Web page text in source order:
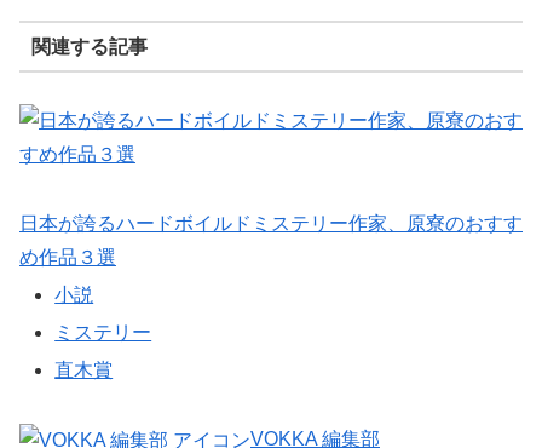
関連する記事
日本が誇るハードボイルドミステリー作家、原寮のおすす
め作品３選
小説
ミステリー
直木賞
VOKKA 編集部